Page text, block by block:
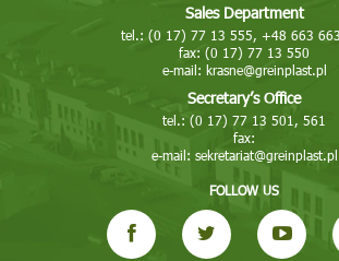
Tel: 16 642 77 71, 605 051 297
E-mail: bircza@greinplast.pl
More
Greinplast Bis Sp. z o.o.
Nowa Huta ul. Pysocice 7A
Tel: 12 681 02 02, 663 663 410
Fax: 12 681 02 03
Sales Department
tel.: (0 17) 77 13 555, +48 663
fax: (0 17) 77 13 550
e-mail: krasne@greinplast.pl
Secretary’s Office
tel.: (0 17) 77 13 501, 561
fax:
e-mail: sekretariat@greinplast.pl
FOLLOW US